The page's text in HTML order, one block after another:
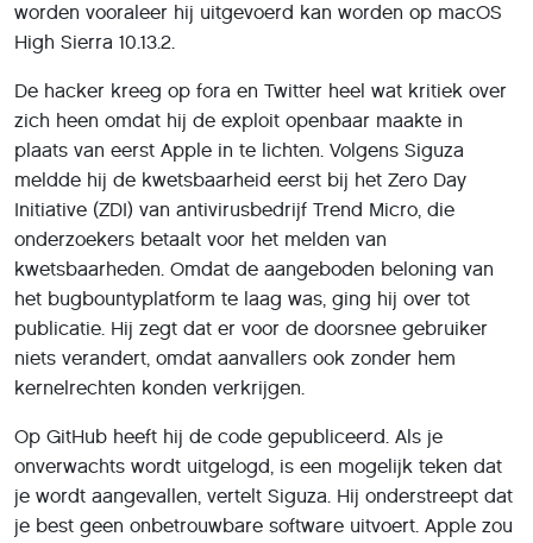
worden vooraleer hij uitgevoerd kan worden op macOS
High Sierra 10.13.2.
De hacker kreeg op fora en Twitter heel wat kritiek over
zich heen omdat hij de exploit openbaar maakte in
plaats van eerst Apple in te lichten. Volgens Siguza
meldde hij de kwetsbaarheid eerst bij het Zero Day
Initiative (ZDI) van antivirusbedrijf Trend Micro, die
onderzoekers betaalt voor het melden van
kwetsbaarheden. Omdat de aangeboden beloning van
het bugbountyplatform te laag was, ging hij over tot
publicatie. Hij zegt dat er voor de doorsnee gebruiker
niets verandert, omdat aanvallers ook zonder hem
kernelrechten konden verkrijgen.
Op GitHub heeft hij de code gepubliceerd. Als je
onverwachts wordt uitgelogd, is een mogelijk teken dat
je wordt aangevallen, vertelt Siguza. Hij onderstreept dat
je best geen onbetrouwbare software uitvoert. Apple zou